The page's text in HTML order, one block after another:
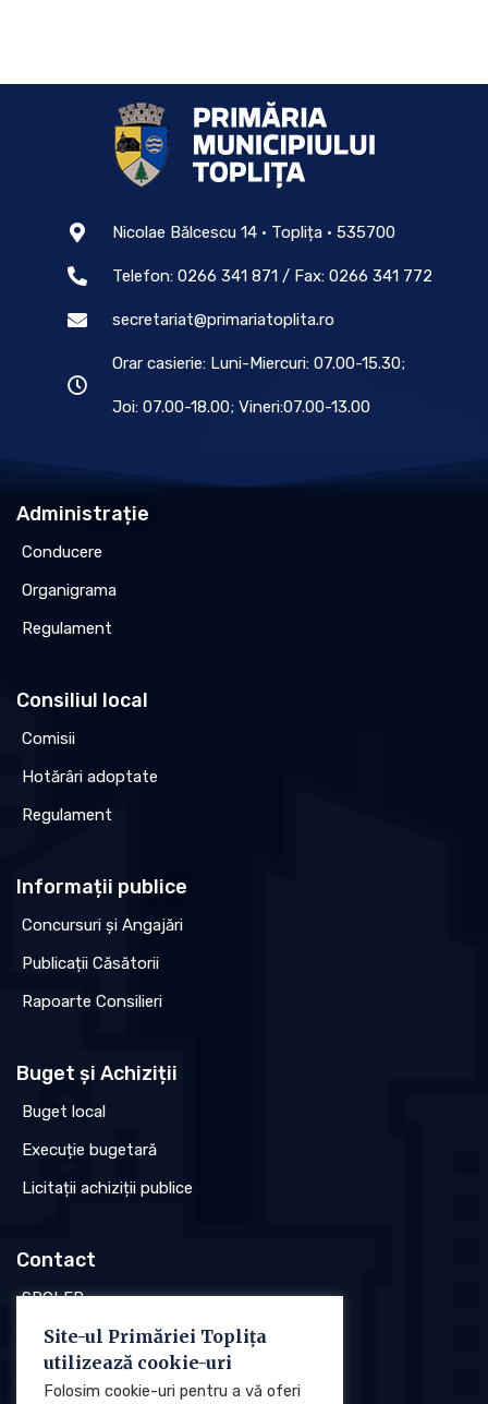
Nicolae Bălcescu 14 • Toplița • 535700
Telefon: 0266 341 871 / Fax: 0266 341 772
secretariat@primariatoplita.ro
Orar casierie: Luni-Miercuri: 07.00-15.30;
Joi: 07.00-18.00; Vineri:07.00-13.00
Administrație
Conducere
Organigrama
Regulament
Consiliul local
Comisii
Hotărâri adoptate
Regulament
Informații publice
Concursuri și Angajări
Publicații Căsătorii
Rapoarte Consilieri
Buget și Achiziții
Buget local
Execuție bugetară
Licitații achiziții publice
Contact
SPCLEP
Stare civilă
Poliția locală
Site-ul Primăriei Toplița
utilizează cookie-uri
Folosim cookie-uri pentru a vă oferi